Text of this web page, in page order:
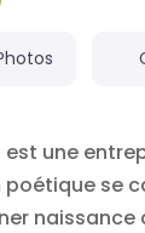
est une
poétique se
naissance